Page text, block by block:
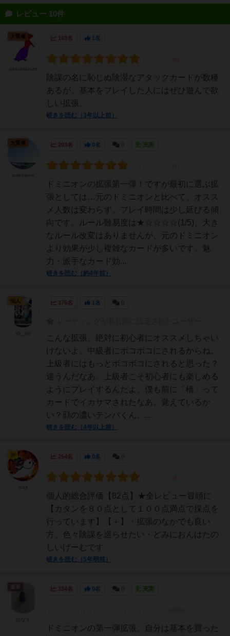
レビュー 10件
163名 1名
陰謀の名に恥じぬ陰湿なアタックカードが数種
あるが、基本をプレイした人にはぜひ遊んで欲
しい拡張。
続きを読む（3年以上前）
大賢者
203名 0名 充実
ドミニオンの拡張第一弾！ですが最初に選ぶ拡
張としては…元のドミニオンと比べて、オスス
メ人数は変わらず、プレイ時間は少し延びる傾
向です。ルール難易度は★☆☆☆☆(1/5)、大き
なルール改変はありませんが、元のドミニオン
より効果が少し複雑なカードが多いです。魅
力・派手なカード効...
続きを読む（約4年前）
大賢者
376名 1名
こんな拡張、絶対に初心者にオススメしちゃい
けないよ。中級者にボコボコにされるからね。
上級者にはもっとボコボコにされると思った？
違うんだなあ。上級者こそ初心者にも楽しめる
ようにプレイするんだよ。僕も前に「橋」って
カードでイカサマされたなあ。覚えているか
い？顔の濃いテンパくん。...
続きを読む（4年以上前）
仙人
254名 0名
個人的総合評価【82点】★全レビュー冒頭に
【カタンを８０点として１００点満点で採点を
行っています】【＋】・拡張のなかでも良い
方、色々陰謀を巡らせたい・どみにおんはたの
しいげーむです
続きを読む（5年弱前）
神
334名 0名 充実
ドミニオンの第一弾拡張。自分は基本を買った